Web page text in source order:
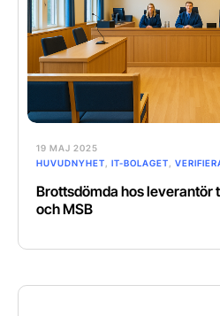
19 MAJ 2025
HUVUDNYHET, IT-BOLAGET,
Brottsdömda hos leverantör
och MSB